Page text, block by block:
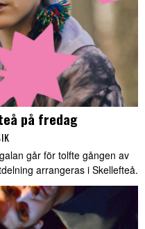
på fredag
går för tolfte gången av
arrangeras i Skellefteå.